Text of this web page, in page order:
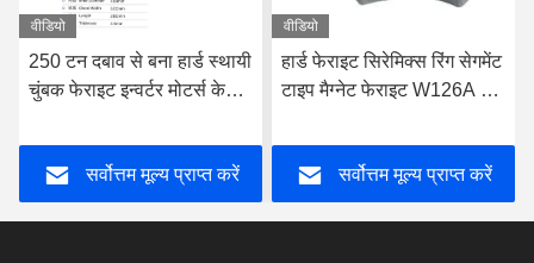
वीडियो
250 टन दबाव से बना हार्ड स्थायी
चुंबक फेराइट इन्वर्टर मोटर्स के
सर्वोत्तम मूल्य प्राप्त करें
वीडियो
हार्ड फेराइट सिरेमिक्स रिंग सेगमेंट
टाइप मैग्नेट फेराइट W126A पर
सर्वोत्तम मूल्य प्राप्त करें